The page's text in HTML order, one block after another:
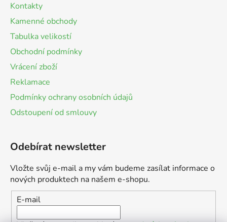
Kontakty
Kamenné obchody
Tabulka velikostí
Obchodní podmínky
Vrácení zboží
Reklamace
Podmínky ochrany osobních údajů
Odstoupení od smlouvy
Odebírat newsletter
Vložte svůj e-mail a my vám budeme zasílat informace o
nových produktech na našem e-shopu.
E-mail